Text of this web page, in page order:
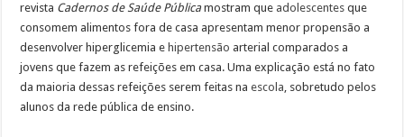
revista Cadernos de Saúde Públicamostram que adolescentes que
consomem alimentos fora de casa apresentam menor propensão a
desenvolver hiperglicemia e hipertensão arterial comparados a
jovens que fazem as refeições em casa. Uma explicação está no fato
da maioria dessas refeições serem feitas naescola, sobretudo pelos
alunos da rede pública de ensino.